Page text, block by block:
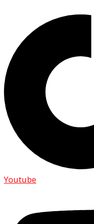
Youtube